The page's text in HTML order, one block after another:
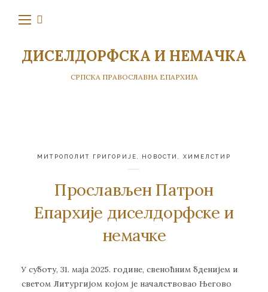
ДИСЕЛДОРФСКА И НЕМАЧКА
СРПСКА ПРАВОСЛАВНА ЕПАРХИЈА
МИТРОПОЛИТ ГРИГОРИЈЕ НОВОСТИ ХИМЕЛСТИР
Прослављен Патрон
Епархије диселдорфске и
немачке
У суботу, 31. маја 2025. године, свеноћним бденијем и
светом Литургијом којом је началствовао Његово